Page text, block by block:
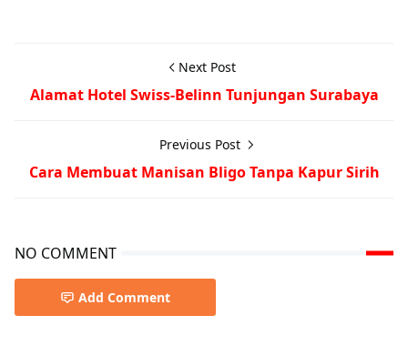
Next Post
Alamat Hotel Swiss-Belinn Tunjungan Surabaya
Previous Post
Cara Membuat Manisan Bligo Tanpa Kapur Sirih
NO COMMENT
Add Comment